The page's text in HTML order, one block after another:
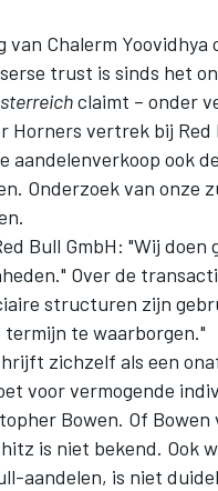
van Chalerm
trust is sinds het
claimt – onder
Horners vertrek bij Red
aandelenverkoop ook
Onderzoek van onze
Bull GmbH: "Wij
Over de
structuren zijn
te waarborgen."
zichzelf als een
voor vermogende
Bowen. Of
is niet bekend. Ook
aandelen, is niet